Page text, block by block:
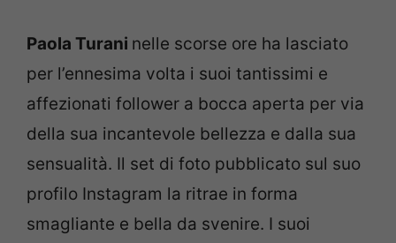
Paola Turani nelle scorse ore ha lasciato
per l’ennesima volta i suoi tantissimi e
affezionati follower a bocca aperta per via
della sua incantevole bellezza e dalla sua
sensualità. Il set di foto pubblicato sul suo
profilo Instagram la ritrae in forma
smagliante e bella da svenire. I suoi